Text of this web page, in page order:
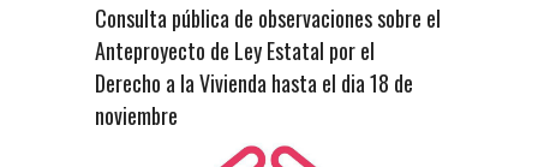
Consulta pública de observaciones sobre el
Anteproyecto de Ley Estatal por el
Derecho a la Vivienda hasta el dia 18 de
noviembre